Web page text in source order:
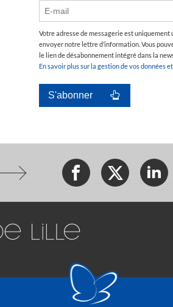
Votre adresse de messagerie est uniquement
envoyer notre lettre d’information. Vous
le lien de désabonnement intégré dans la
En savoir plus sur la gestion de vos données